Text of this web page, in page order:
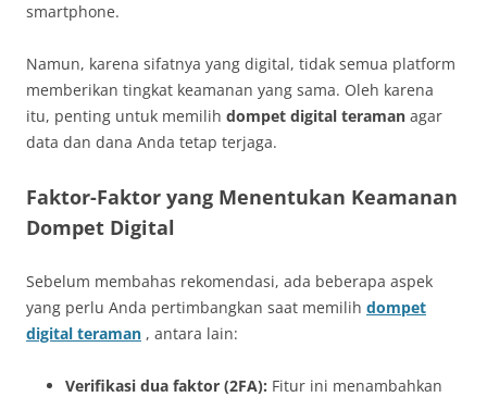
smartphone.
Namun, karena sifatnya yang digital, tidak semua platform
memberikan tingkat keamanan yang sama. Oleh karena
itu, penting untuk memilih dompet digital teraman agar
data dan dana Anda tetap terjaga.
Faktor-Faktor yang Menentukan Keamanan
Dompet Digital
Sebelum membahas rekomendasi, ada beberapa aspek
yang perlu Anda pertimbangkan saat memilih dompet
digital teraman , antara lain:
Verifikasi dua faktor (2FA): Fitur ini menambahkan